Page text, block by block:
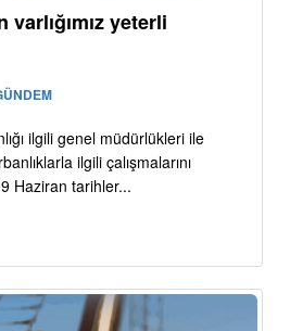
yeterli
ilgili genel müdürlükleri ile
ilgili çalışmalarını
Haziran tarihler...